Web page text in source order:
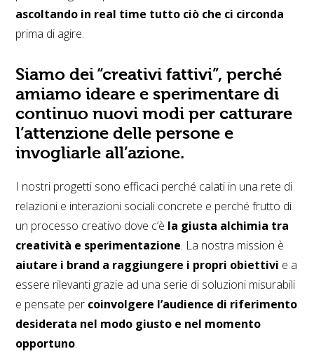
ascoltando in real time tutto ciò che ci circonda
prima di agire.
Siamo dei “creativi fattivi”, perché
amiamo ideare e sperimentare di
continuo nuovi modi per catturare
l’attenzione delle persone e
invogliarle all’azione.
I nostri progetti sono efficaci perché calati in una rete di
relazioni e interazioni sociali concrete e perché frutto di
un processo creativo dove c’è la giusta alchimia tra
creatività e sperimentazione. La nostra mission è
aiutare i brand a raggiungere i propri obiettivi e a
essere rilevanti grazie ad una serie di soluzioni misurabili
e pensate per coinvolgere l’audience di riferimento
desiderata nel modo giusto e nel momento
opportuno.